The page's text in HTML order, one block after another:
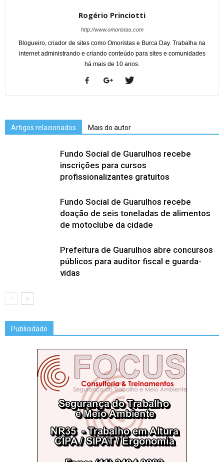
Rogério Princiotti
http://www.omoristas.com
Blogueiro, criador de sites como Omoristas e Burca Day. Trabalha na
internet administrando e criando conteúdo para sites e comunidades
há mais de 10 anos.
Artigos relacionados Mais do autor
Fundo Social de Guarulhos recebe
inscrições para cursos
profissionalizantes gratuitos
Fundo Social de Guarulhos recebe
doação de seis toneladas de alimentos
de motoclube da cidade
Prefeitura de Guarulhos abre concursos
públicos para auditor fiscal e guarda-
vidas
Publicidade